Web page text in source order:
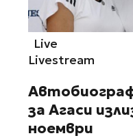
Live
Livestream
за Агаси
ноември